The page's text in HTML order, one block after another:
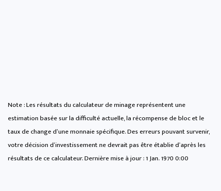
Note : Les résultats du calculateur de minage représentent une
estimation basée sur la difficulté actuelle, la récompense de bloc et le
taux de change d’une monnaie spécifique. Des erreurs pouvant survenir,
votre décision d’investissement ne devrait pas être établie d’après les
résultats de ce calculateur. Dernière mise à jour :1 Jan. 1970 0:00